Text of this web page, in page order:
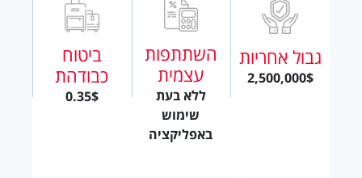
גבול אחריות
2,500,000$
השתתפות
עצמית
ללא בעת
שימוש
באפליקציה
ביטוח
כבודהת
0.35$